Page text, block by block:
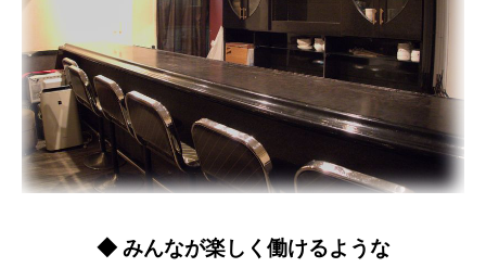
◆ みんなが楽しく働けるような